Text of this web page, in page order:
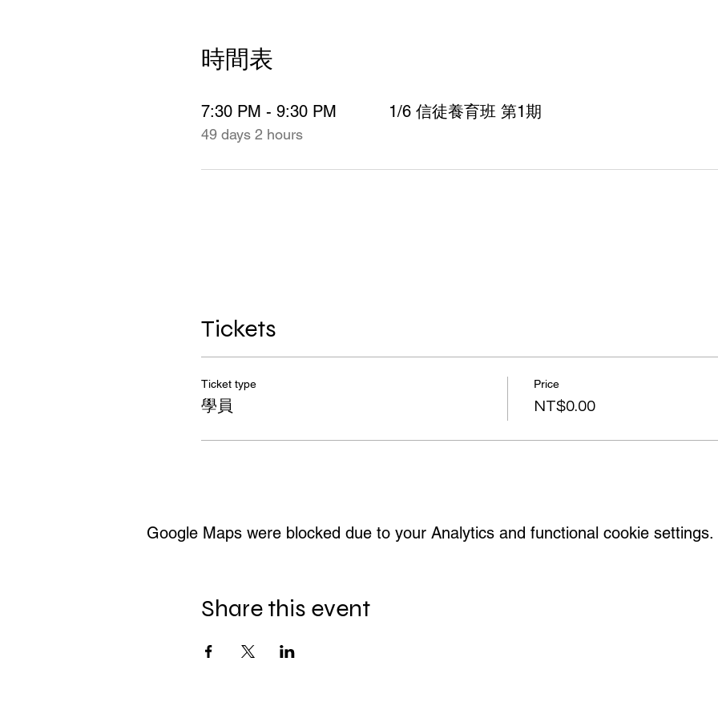
時間表
7:30 PM - 9:30 PM
49 days 2 hours
1/6 信徒養育班 第1期
Tickets
Ticket type
學員
Price
NT$0.00
Google Maps were blocked due to your Analytics and functional cookie settings.
Share this event